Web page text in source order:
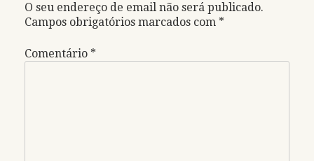
O seu endereço de email não será publicado.
Campos obrigatórios marcados com *
Comentário *